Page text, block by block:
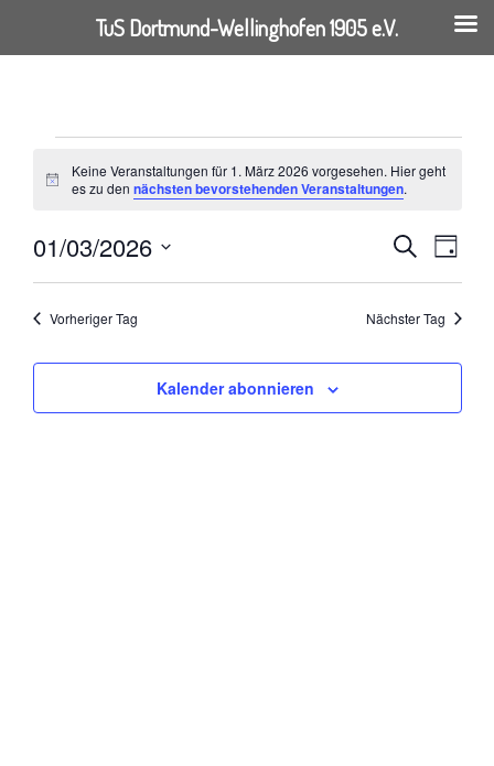
VERANSTALTUNGEN
FÜR
1.
MÄRZ
2026
Hinweis
Keine Veranstaltungen für 1. März 2026 vorgesehen. Hier geht
es zu dennächsten bevorstehenden Veranstaltungen.
SUCHE
Suche
Tag
01/03/2026
Vorheriger Tag Nächster Tag
Kalender abonnieren
TuS Dortmund-Wellinghofen 1905 e.V.